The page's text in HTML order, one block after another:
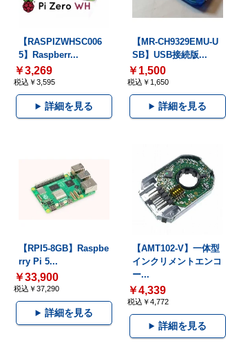
【RASPIZWHSC006
5】Raspberr...
￥3,269
税込￥3,595
詳細を見る
【MR-CH9329EMU-U
SB】USB接続版...
￥1,500
税込￥1,650
詳細を見る
【RPI5-8GB】Raspbe
rry Pi 5...
￥33,900
税込￥37,290
詳細を見る
【AMT102-V】一体型
インクリメントエンコ
ー...
￥4,339
税込￥4,772
詳細を見る